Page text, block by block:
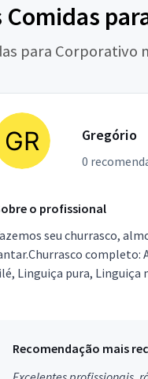
para Corporativo
Gregório
0
o profissional
seu churrasco,
completo:
Linguiça pura, Linguiça
Recomendação mais